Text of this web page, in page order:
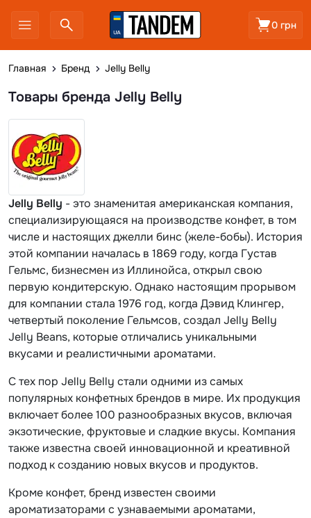
0 грн
Главная Бренд Jelly Belly
Товары бренда Jelly Belly
Jelly Belly - это знаменитая американская компания,
специализирующаяся на производстве конфет, в том
числе и настоящих джелли бинс (желе-бобы). История
этой компании началась в 1869 году, когда Густав
Гельмс, бизнесмен из Иллинойса, открыл свою
первую кондитерскую. Однако настоящим прорывом
для компании стала 1976 год, когда Дэвид Клингер,
четвертый поколение Гельмсов, создал Jelly Belly
Jelly Beans, которые отличались уникальными
вкусами и реалистичными ароматами.
С тех пор Jelly Belly стали одними из самых
популярных конфетных брендов в мире. Их продукция
включает более 100 разнообразных вкусов, включая
экзотические, фруктовые и сладкие вкусы. Компания
также известна своей инновационной и креативной
подход к созданию новых вкусов и продуктов.
Кроме конфет, бренд известен своими
ароматизаторами с узнаваемыми ароматами,